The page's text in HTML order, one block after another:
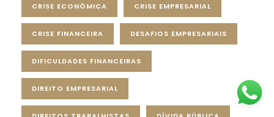
CRISE ECONÔMICA CRISE EMPRESARIAL
CRISE FINANCEIRA DESAFIOS EMPRESARIAIS
DIFICULDADES FINANCEIRAS
DIREITO EMPRESARIAL